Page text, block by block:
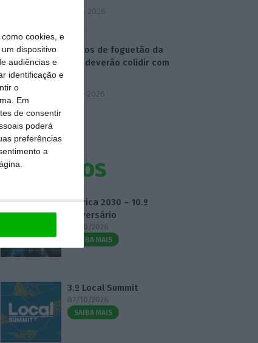
cookies, e
dispositivo
audiências e
identificação e
o
Em
de consentir
poderá
preferências
a
4 Agosto 2026
Destroços de foguetão da
SpaceX deverão colidir com
Lua
5 Agosto 2026
Eventos
Fábrica 2030 – 10.º
Aniversário
14/10/2026
SAIBA MAIS
3.º Local Summit
07/10/2026
SAIBA MAIS